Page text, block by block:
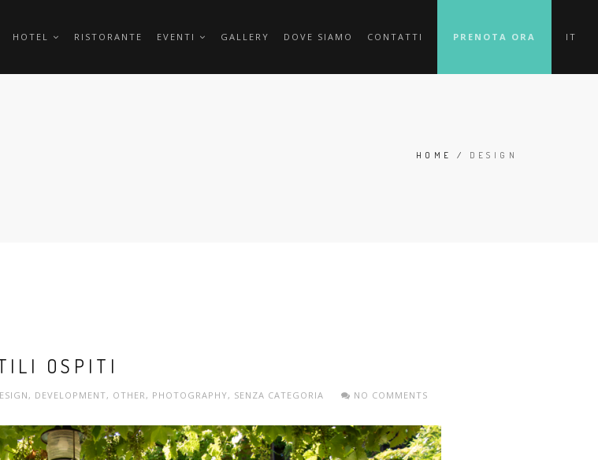
HOTEL RISTORANTE EVENTI GALLERY DOVE SIAMO CONTATTI PRENOTA ORA IT
HOME / DESIGN
OSPITI
, DEVELOPMENT, OTHER , PHOTOGRAPHY, SENZA CATEGORIA NO COMMENTS